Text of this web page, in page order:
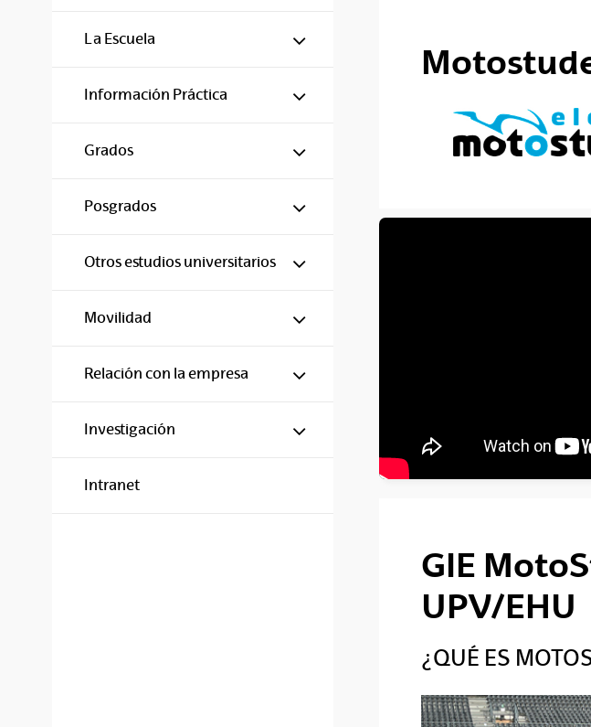
La Escuela Mostrar/ocultar subpáginas
Información Práctica Mostrar/ocultar subpáginas
Grados Mostrar/ocultar subpáginas
Posgrados Mostrar/ocultar subpáginas
Otros estudios universitarios Mostrar/ocultar subpáginas
Movilidad Mostrar/ocultar subpáginas
Relación con la empresa Mostrar/ocultar subpáginas
Investigación Mostrar/ocultar subpáginas
Intranet
GIE
UPV/EHU
¿QUÉ ES